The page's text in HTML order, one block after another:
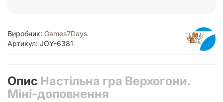
Виробник: Games7Days
Артикул: JOY-6381
Опис Настільна гра Верхогони.
Міні-доповнення